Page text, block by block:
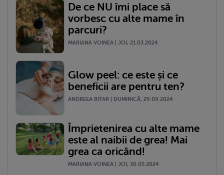
De ce NU îmi place să
vorbesc cu alte mame în
parcuri?
MARIANA VOINEA | JOI, 21.03.2024
Glow peel: ce este și ce
beneficii are pentru ten?
ANDREEA BITAR | DUMINICĂ, 29.09.2024
Împrietenirea cu alte mame
este al naibii de grea! Mai
grea ca oricând!
MARIANA VOINEA | JOI, 30.05.2024